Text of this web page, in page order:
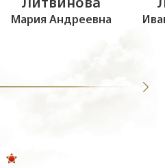
Мария Андреевна